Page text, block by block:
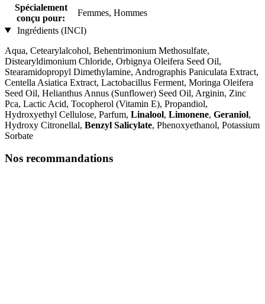
Spécialement
conçu pour:
Femmes, Hommes
Ingrédients (INCI)
Aqua, Cetearylalcohol, Behentrimonium Methosulfate,
Distearyldimonium Chloride, Orbignya Oleifera Seed Oil,
Stearamidopropyl Dimethylamine, Andrographis Paniculata Extract,
Centella Asiatica Extract, Lactobacillus Ferment, Moringa Oleifera
Seed Oil, Helianthus Annus (Sunflower) Seed Oil, Arginin, Zinc
Pca, Lactic Acid, Tocopherol (Vitamin E), Propandiol,
Hydroxyethyl Cellulose, Parfum, Linalool, Limonene, Geraniol,
Hydroxy Citronellal, Benzyl Salicylate, Phenoxyethanol, Potassium
Sorbate
Nos recommandations